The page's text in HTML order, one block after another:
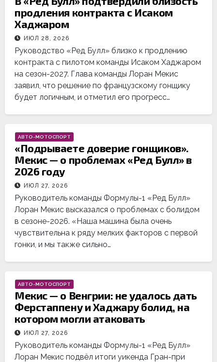
продления контракта с Исаком
Хаджаром
ИЮЛ 28, 2026
Руководство «Ред Булл» близко к продлению
контракта с пилотом команды Исаком Хаджаром
на сезон-2027. Глава команды Лоран Мекис
заявил, что решение по французскому гонщику
будет логичным, и отметил его прогресс…
АВТО-МОТОСПОРТ
«Подрываете доверие гонщиков».
Мекис — о проблемах «Ред Булл» в
2026 году
ИЮЛ 27, 2026
Руководитель команды Формулы-1 «Ред Булл»
Лоран Мекис высказался о проблемах с болидом
в сезоне-2026. «Наша машина была очень
чувствительна к ряду мелких факторов с первой
гонки, и мы также сильно…
АВТО-МОТОСПОРТ
Мекис — о Венгрии: не удалось дать
Ферстаппену и Хаджару болид, на
котором могли атаковать
ИЮЛ 27, 2026
Руководитель команды Формулы-1 «Ред Булл»
Лоран Мекис подвёл итоги уикенда Гран-при